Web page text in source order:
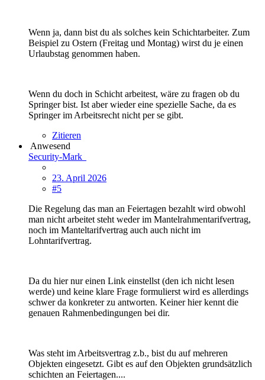
Wenn ja, dann bist du als solches kein Schichtarbeiter. Zum
Beispiel zu Ostern (Freitag und Montag) wirst du je einen
Urlaubstag genommen haben.
Wenn du doch in Schicht arbeitest, wäre zu fragen ob du
Springer bist. Ist aber wieder eine spezielle Sache, da es
Springer im Arbeitsrecht nicht per se gibt.
Zitieren
Anwesend
Security-Mark
23. April 2026
#5
Die Regelung das man an Feiertagen bezahlt wird obwohl
man nicht arbeitet steht weder im Mantelrahmentarifvertrag,
noch im Manteltarifvertrag auch auch nicht im
Lohntarifvertrag.
Da du hier nur einen Link einstellst (den ich nicht lesen
werde) und keine klare Frage formulierst wird es allerdings
schwer da konkreter zu antworten. Keiner hier kennt die
genauen Rahmenbedingungen bei dir.
Was steht im Arbeitsvertrag z.b., bist du auf mehreren
Objekten eingesetzt. Gibt es auf den Objekten grundsätzlich
schichten an Feiertagen....